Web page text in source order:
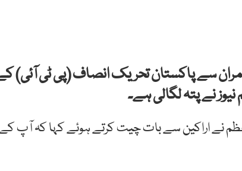
سے پاکستان تحریک انصاف (پی ٹی آئی)
نے پتہ لگالی ہے۔
نے اراکین سے بات چیت کرتے ہوئے کہا کہ